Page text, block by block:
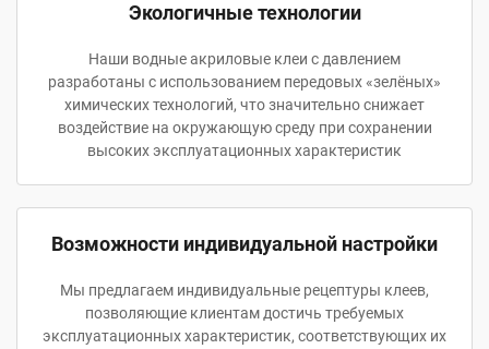
Экологичные технологии
Наши водные акриловые клеи с давлением
разработаны с использованием передовых «зелёных»
химических технологий, что значительно снижает
воздействие на окружающую среду при сохранении
высоких эксплуатационных характеристик
Возможности индивидуальной настройки
Мы предлагаем индивидуальные рецептуры клеев,
позволяющие клиентам достичь требуемых
эксплуатационных характеристик, соответствующих их